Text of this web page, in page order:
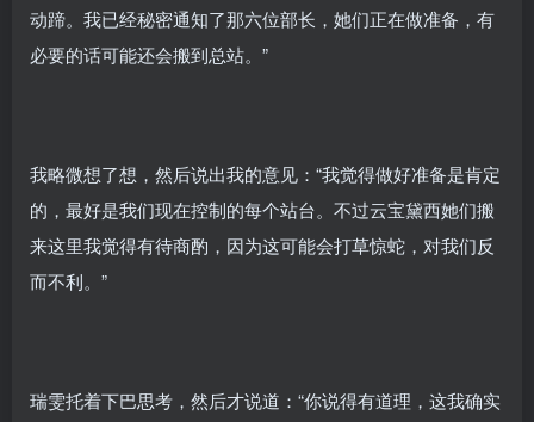
动蹄。我已经秘密通知了那六位部长，她们正在做准备，有
必要的话可能还会搬到总站。”
我略微想了想，然后说出我的意见：“我觉得做好准备是肯定
的，最好是我们现在控制的每个站台。不过云宝黛西她们搬
来这里我觉得有待商酌，因为这可能会打草惊蛇，对我们反
而不利。”
瑞雯托着下巴思考，然后才说道：“你说得有道理，这我确实